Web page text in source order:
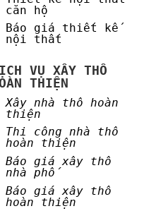
căn hộ
Báo giá thiết kế
nội thất
VỤ XÂY THÔ
THIỆN
Xây nhà thô hoàn
thiện
Thi công nhà thô
hoàn thiện
Báo giá xây thô
nhà phố
Báo giá xây thô
hoàn thiện